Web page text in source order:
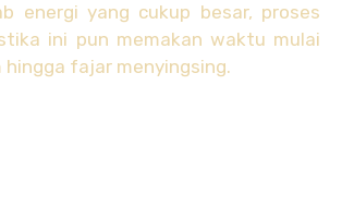
energi yang cukup besar, proses
ini pun memakan waktu mulai
hingga fajar menyingsing.